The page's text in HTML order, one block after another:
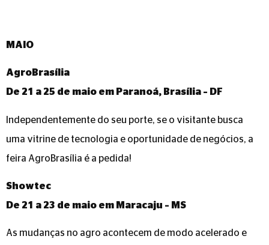
MAIO
AgroBrasília
De 21 a 25 de maio em Paranoá, Brasília – DF
Independentemente do seu porte, se o visitante busca
uma vitrine de tecnologia e oportunidade de negócios, a
feira AgroBrasília é a pedida!
Showtec
De 21 a 23 de maio em Maracaju – MS
As mudanças no agro acontecem de modo acelerado e